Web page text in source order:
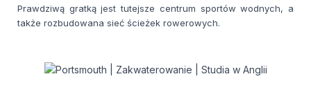
Prawdziwą gratką jest tutejsze centrum sportów wodnych, a
także rozbudowana sieć ścieżek rowerowych.